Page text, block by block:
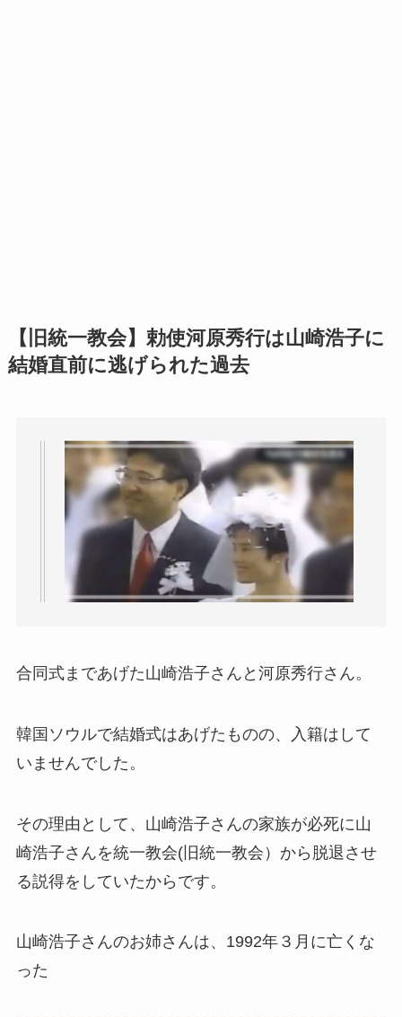
【旧統一教会】勅使河原秀行は山崎浩子に
結婚直前に逃げられた過去
合同式まであげた山崎浩子さんと河原秀行さん。
韓国ソウルで結婚式はあげたものの、入籍はして
いませんでした。
その理由として、山崎浩子さんの家族が必死に山
崎浩子さんを統一教会(旧統一教会）から脱退させ
る説得をしていたからです。
山崎浩子さんのお姉さんは、1992年３月に亡くな
った